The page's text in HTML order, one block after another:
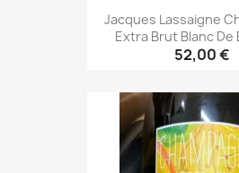
Jacques Lassaigne
Extra Brut Blanc De
52,00 €